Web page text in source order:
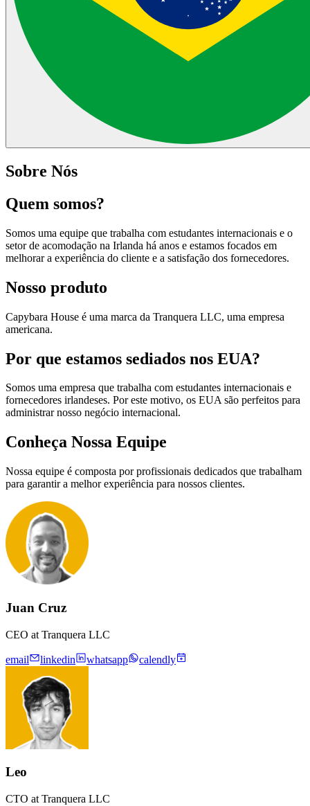
Sobre Nós
Quem somos?
Somos uma equipe que trabalha com estudantes internacionais e o
setor de acomodação na Irlanda há anos e estamos focados em
melhorar a experiência do cliente e a satisfação dos fornecedores.
Nosso produto
Capybara House é uma marca da Tranquera LLC, uma empresa
americana.
Por que estamos sediados nos EUA?
Somos uma empresa que trabalha com estudantes internacionais e
fornecedores irlandeses. Por este motivo, os EUA são perfeitos para
administrar nosso negócio internacional.
Conheça Nossa Equipe
Nossa equipe é composta por profissionais dedicados que trabalham
para garantir a melhor experiência para nossos clientes.
Juan Cruz
CEO at Tranquera LLC
email linkedin whatsapp calendly
Leo
CTO at Tranquera LLC